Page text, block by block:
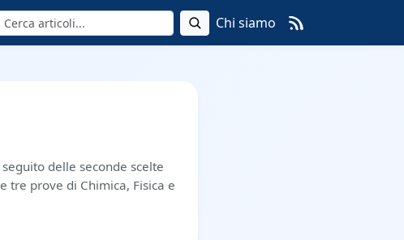
Chi siamo
delle seconde scelte
tre prove di Chimica, Fisica e